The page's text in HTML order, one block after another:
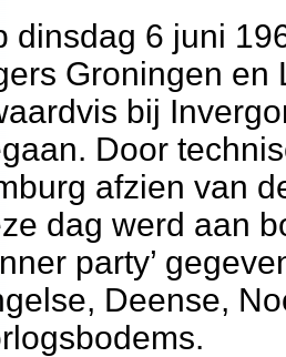
dinsdag 6 juni
Groningen en
bij
Door
afzien van
dag werd aan
party’
Deense,